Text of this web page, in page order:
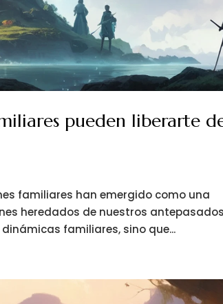
pueden liberarte
familiares han emergido como una
heredados de nuestros
familiares, sino que...